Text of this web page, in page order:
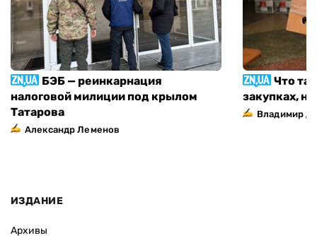
БЭБ — реинкарнация
налоговой милиции под крылом
Татарова
Александр Леменов
Что
закупках,
Владимир
ИЗДАНИЕ
Архивы